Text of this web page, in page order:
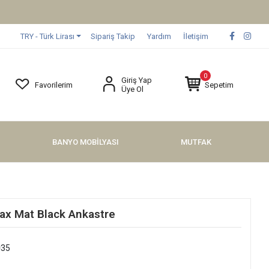
TRY - Türk Lirası Sipariş Takip Yardım İletişim
Favorilerim
Giriş Yap
Üye Ol
0
Sepetim
BANYO MOBİLYASI MUTFAK
Mat Black Ankastre